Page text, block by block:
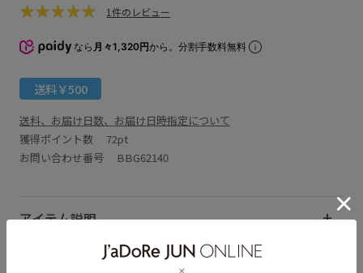
1件のレビュー
なら 月々1,320円から。分割手数料無料
送料￥500
送料、お届け日数、お届け日時指定について
獲得ポイント数 72pt
お問い合わせ番号 BBG62140
アイテム説明
サイズ・素材・お手入れ方法